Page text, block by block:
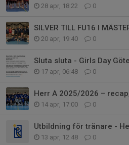
28 apr, 18:22 0
20 apr, 19:40 0
Sluta sluta - Girls Day
17 apr, 06:48 0
Herr A 2025/2026 –
14 apr, 17:00 0
Utbildning för tränare -
13 apr, 12:48 0